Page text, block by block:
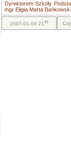
Dyrektorem Szkoły
mgr Eligia Marta
2007-01-09 2145